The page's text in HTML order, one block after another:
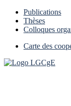
Publications
Thèses
Colloques
Carte des